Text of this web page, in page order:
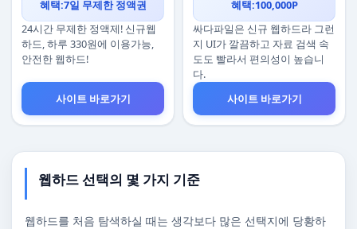
혜택:7일 무제한 정액권
24시간 무제한 정액제! 신규웹
하드, 하루 330원에 이용가능,
안전한 웹하드!
사이트 바로가기
혜택:100,000P
싸다파일은 신규 웹하드라 그런
지 UI가 깔끔하고 자료 검색 속
도도 빨라서 편의성이 높습니
다.
사이트 바로가기
웹하드 선택의 몇 가지 기준
웹하드를 처음 탐색하실 때는 생각보다 많은 선택지에 당황하